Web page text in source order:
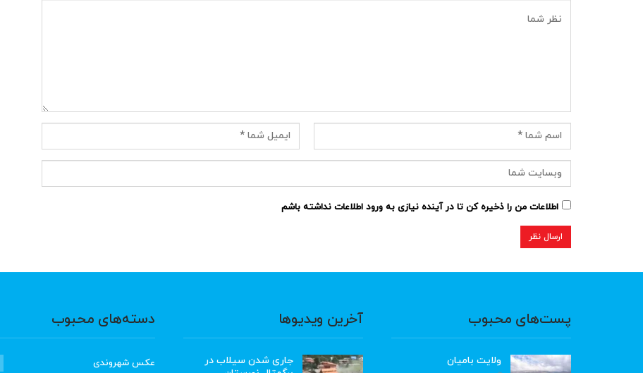
اطلاعات من را ذخیره کن تا در آینده نیازی به ورود اطلاعات نداشته باشم
پست‌های محبوب
ولایت بامیان
آخرین ویدیوها
جاری شدن سیلاب در
دسته‌های محبوب
عکس شهروندی